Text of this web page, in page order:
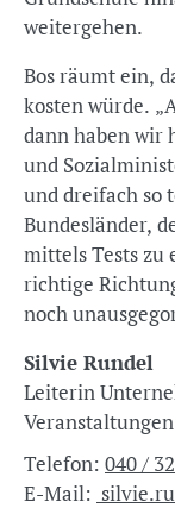
weitergehen.
Bos räumt ein,
kosten würde.
dann haben wir
und
und dreifach so
Bundesländer,
mittels Tests zu
richtige
noch
Silvie Rundel
Leiterin Unternehmenskommunikation und
Veranstaltungen
Telefon: 040 /
E-Mail: